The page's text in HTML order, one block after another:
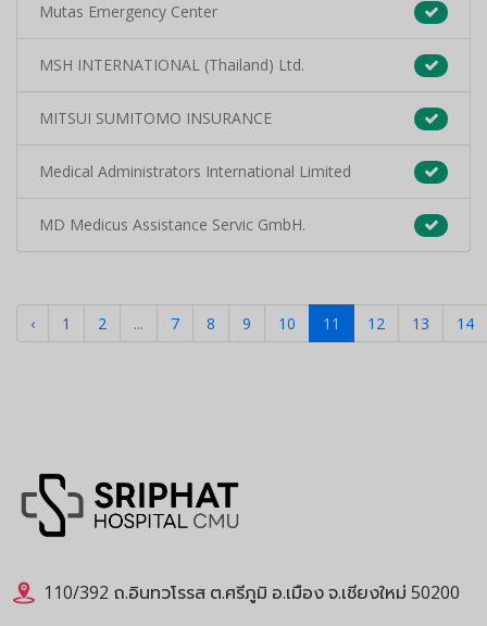
Mutas Emergency Center
MSH INTERNATIONAL (Thailand) Ltd.
MITSUI SUMITOMO INSURANCE
Medical Administrators International Limited
MD Medicus Assistance Servic GmbH.
‹ 1 2 ... 7 8 9 10 11 12 13 14
110/392 ถ.อินทวโรรส ต.ศรีภูมิ อ.เมือง จ.เชียงใหม่ 50200